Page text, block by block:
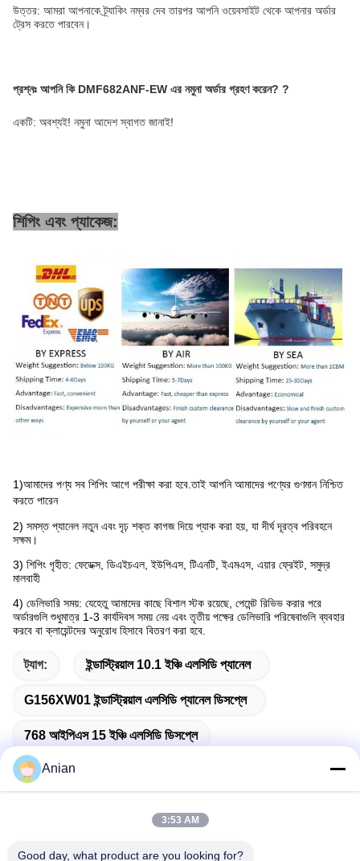
উত্তর: আমরা আপনাকে ট্র্যাকিং নম্বর দেব তারপর আপনি ওয়েবসাইট থেকে আপনার অর্ডার
ট্রেস করতে পারবেন।
প্রশ্নঃ আপনি কি DMF682ANF-EW এর নমুনা অর্ডার গ্রহণ করেন? ?
একটি: অবশ্যই! নমুনা আদেশ স্বাগত জানাই!
শিপিং এবং প্যাকেজ:
1)আমাদের পণ্য সব শিপিং আগে পরীক্ষা করা হবে.তাই আপনি আমাদের পণ্যের গুণমান নিশ্চিত
করতে পারেন
2) সমস্ত প্যানেল নতুন এবং দৃঢ় শক্ত কাগজ দিয়ে প্যাক করা হয়, যা দীর্ঘ দূরত্ব পরিবহনে
সক্ষম।
3) শিপিং গৃহীত: ফেডেক্স, ডিএইচএল, ইউপিএস, টিএনটি, ইএমএস, এয়ার ফ্রেইট, সমুদ্র
মালবাহী
4) ডেলিভারি সময়: যেহেতু আমাদের কাছে বিশাল স্টক রয়েছে, পেমেন্ট রিভিভ করার পরে
অর্ডারগুলি শুধুমাত্র 1-3 কার্যদিবস সময় নেয় এবং তৃতীয় পক্ষের ডেলিভারি পরিষেবাগুলি ব্যবহার
করবে বা ক্লায়েন্টদের অনুরোধ হিসাবে বিতরণ করা হবে
ট্যাগ: ইন্ডাস্ট্রিয়াল 10.1 ইঞ্চি এলসিডি প্যানেল
G156XW01 ইন্ডাস্ট্রিয়াল এলসিডি প্যানেল ডিসপ্লে
768 আইপিএস 15 ইঞ্চি এলসিডি ডিসপ্লে
Anian
3:53 AM
Good day, what product are you looking for?